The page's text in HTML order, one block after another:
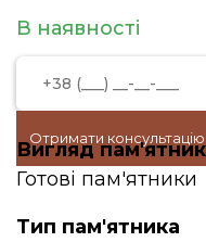
В наявності
Отримати консультацію
Вигляд
Готові пам'ятники
Тип пам'ятника